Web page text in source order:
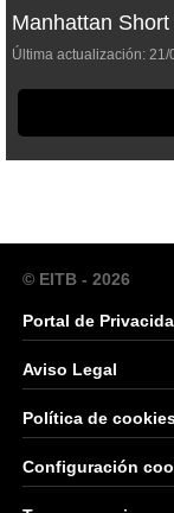
Manhattan
Última actualización: 21/
© EITB - 2026
Portal de
Aviso Legal
Política de
Configuración